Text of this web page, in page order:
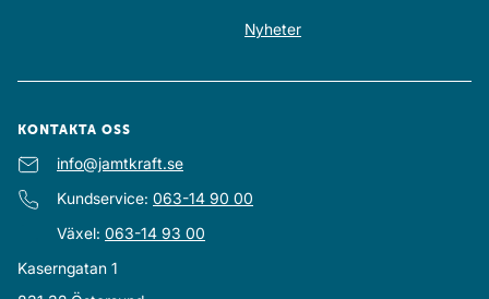
Nyheter
KONTAKTA OSS
E-post:
info@jamtkraft.se
Kundservice: 063-14 90 00
Växel: 063-14 93 00
Kaserngatan 1